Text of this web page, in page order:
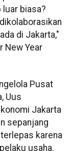
biasa?
di Jakarta,"
New Year
Pusat
Uus
Jakarta
sepanjang
karena
usaha.